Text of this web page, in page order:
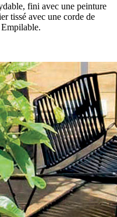
fini avec une peinture
tissé avec une corde de